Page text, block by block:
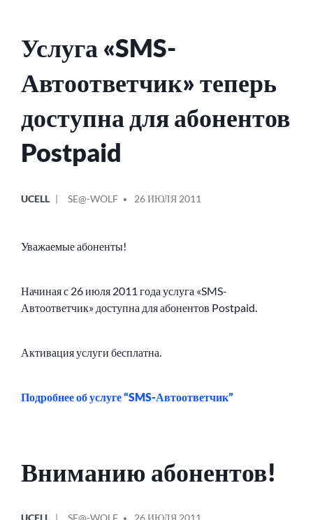
Услуга «SMS-
Автоответчик» теперь
доступна для абонентов
Postpaid
В
UCELL
ОТ
SE@-WOLF 26 ИЮЛЯ 2011
Уважаемые абоненты!
Начиная с 26 июля 2011 года услуга «SMS-
Автоответчик» доступна для абонентов Postpaid.
Активация услуги бесплатна.
Подробнее об услуге “SMS-Автоответчик”
Вниманию абонентов!